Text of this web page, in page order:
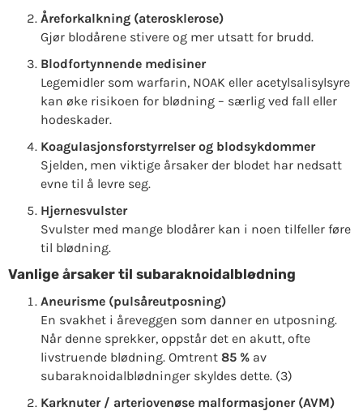
Åreforkalkning (aterosklerose)
Gjør blodårene stivere og mer utsatt for brudd.
Blodfortynnende medisiner
Legemidler som warfarin, NOAK eller acetylsalisylsyre
kan øke risikoen for blødning – særlig ved fall eller
hodeskader.
Koagulasjonsforstyrrelser og blodsykdommer
Sjelden, men viktige årsaker der blodet har nedsatt
evne til å levre seg.
Hjernesvulster
Svulster med mange blodårer kan i noen tilfeller føre
til blødning.
Vanlige årsaker til subaraknoidalblødning
Aneurisme (pulsåreutposning)
En svakhet i åreveggen som danner en utposning.
Når denne sprekker, oppstår det en akutt, ofte
livstruende blødning. Omtrent 85 %av
subaraknoidalblødninger skyldes dette. (3)
Karknuter / arteriovenøse malformasjoner (AVM)